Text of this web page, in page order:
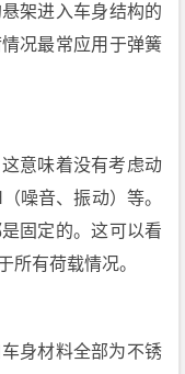
架进入车身结构的
况最常应用于弹簧
意味着没有考虑动
噪音、振动）等。
固定的。这可以看
所有荷载情况。
身材料全部为不锈